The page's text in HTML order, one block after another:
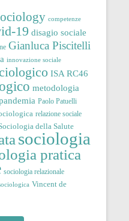
competenze
19 disagio sociale
Gianluca Piscitelli
innovazione sociale
ISA RC46
metodologia
Paolo Patuelli
relazione sociale
della Salute
sociologia
pratica
sociologia relazionale
Vincent de